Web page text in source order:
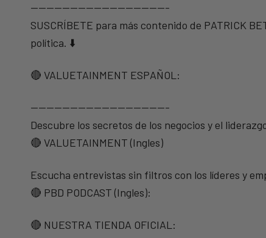
—————————————————-
SUSCRÍBETE para más contenido de PATRICK
política. ⬇️
🔴 VALUETAINMENT ESPAÑOL:
—————————————————-
Descubre los secretos de los negocios y el
🔴 VALUETAINMENT (Ingles)
Escucha entrevistas sin filtros con los líderes y
🔴 PBD PODCAST (Ingles):
🔴 NUESTRA TIENDA OFICIAL: